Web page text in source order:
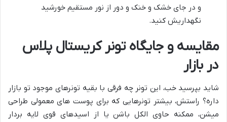
و در جای خشک و خنک و دور از نور مستقیم خورشید
نگهداریش کنید.
مقایسه و جایگاه تونر کریستال پلاس
در بازار
شاید بپرسید خب، این تونر چه فرقی با بقیه تونرهای موجود تو بازار
داره؟ راستش، بیشتر تونرهایی که برای پوست های معمولی طراحی
میشن، ممکنه حاوی الکل باشن یا از اسیدهای قوی لایه بردار